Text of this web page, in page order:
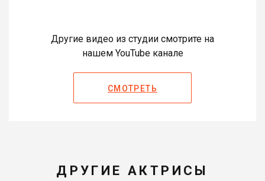
Другие видео из студии смотрите на
нашем YouTube канале
СМОТРЕТЬ
ДРУГИЕ АКТРИСЫ